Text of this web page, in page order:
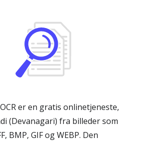
er en gratis onlinetjeneste,
(Devanagari) fra billeder som
BMP, GIF og WEBP. Den